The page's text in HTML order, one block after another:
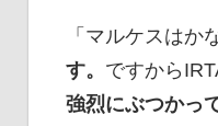
「マルケスはか
す。 ですから
強烈にぶつかっ